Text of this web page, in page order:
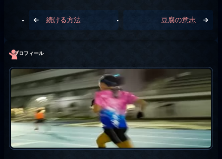
続ける方法 豆腐の意志
プロフィール